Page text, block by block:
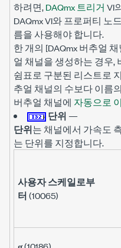
하려면,DAQmx 트리거 VI
DAQmx VI와 프로퍼티 노
름을 사용해야 합니다.
한 개의 [DAQmx 버추얼
얼 채널을 생성하는 경우,
쉼표로 구분된 리스트로
추얼 채널의 수보다 이름
버추얼 채널에 자동으로
단위 —
단위는 채널에서 가속도
는 단위를 지정합니다.
사용자 스케일로부
터(10065)